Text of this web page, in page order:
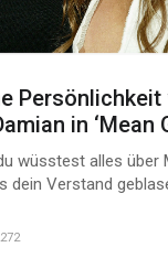
in ‘Mean
wüsstest alles über
dein Verstand